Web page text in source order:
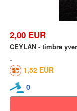
2,00 EUR
CEYLAN - timbre
1,52 EUR
0